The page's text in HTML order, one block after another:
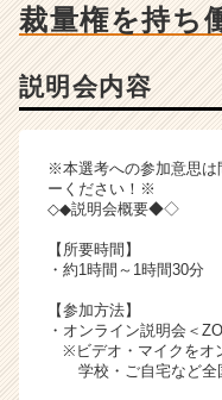
ン
チ
成
長
企
ス
ト
が
裁量権を持ち
説明会内容
※本選考への参加意思は
ーください！※
◇◆説明会概要◆◇
【所要時間】
・約1時間～1時間30分
【参加方法】
・オンライン説明会＜
※ビデオ・マイクをオ
学校・ご自宅など全